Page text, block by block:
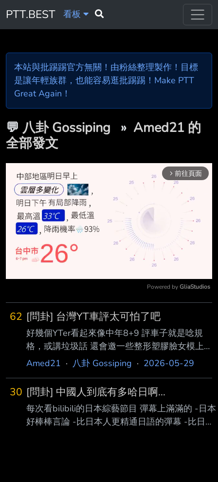
PTT.BEST 看板
本站與批踢踢官方無關！由粉絲整理製作！目標
是讓年輕族群，也能容易逛批踢踢！Make PTT
Great Again！
💬 八卦 Gossiping » Amed21 的
全部發文
arrow_forward_ios 前往頁面
Powered by GliaStudios
62 [問卦] 台灣YT車評太可怕了吧
好幾個YTer看起來像中年8+9 評車子就是唸規
格，或講垃圾話 還會邀一些整形塑膠臉女模上
鏡 影片下面還一堆台男追捧的留言 不然就是各
Sent from JPTT on my Samsung SM-S9210. --
Amed21 · 八卦 Gossiping · 2026-05-29
30 [問卦] 中國人到底有多哈日啊...
每次看bilibili的日本綜藝節目 彈幕上滿滿的 -日本
好棒棒言論 -比日本人更精通日語的彈幕 -比日本